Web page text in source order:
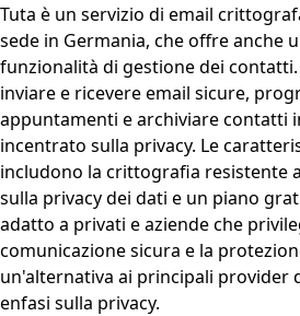
Tuta è un servizio di email
sede in Germania, che offre anche
funzionalità di gestione dei
inviare e ricevere email sicure,
appuntamenti e archiviare contatti
incentrato sulla privacy. Le
includono la crittografia resistente
sulla privacy dei dati e un piano
adatto a privati e aziende che
comunicazione sicura e la
un'alternativa ai principali provider
enfasi sulla privacy.